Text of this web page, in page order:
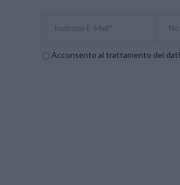
Acconsento al trattamento dei